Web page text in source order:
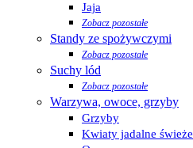
Jaja
Zobacz pozostałe
Standy ze spożywczymi
Zobacz pozostałe
Suchy lód
Zobacz pozostałe
Warzywa, owoce, grzyby
Grzyby
Kwiaty jadalne świeże